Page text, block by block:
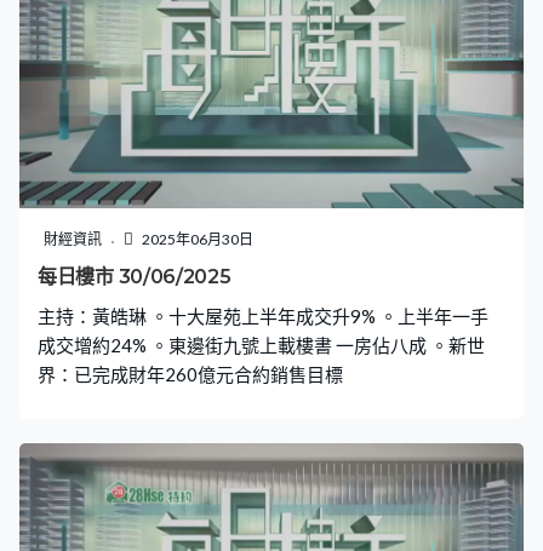
財經資訊 2025年06月30日
每日樓市 30/06/2025
主持：黃皓琳 。十大屋苑上半年成交升9% 。上半年一手
成交增約24% 。東邊街九號上載樓書 一房佔八成 。新世
界：已完成財年260億元合約銷售目標